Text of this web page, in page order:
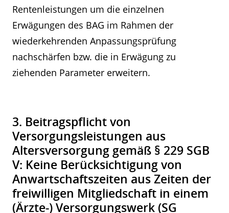
Rentenleistungen um die einzelnen
Erwägungen des BAG im Rahmen der
wiederkehrenden Anpassungsprüfung
nachschärfen bzw. die in Erwägung zu
ziehenden Parameter erweitern.
3. Beitragspflicht von
Versorgungsleistungen aus
Altersversorgung gemäß § 229 SGB
V: Keine Berücksichtigung von
Anwartschaftszeiten aus Zeiten der
freiwilligen Mitgliedschaft in einem
(Ärzte-) Versorgungswerk (SG